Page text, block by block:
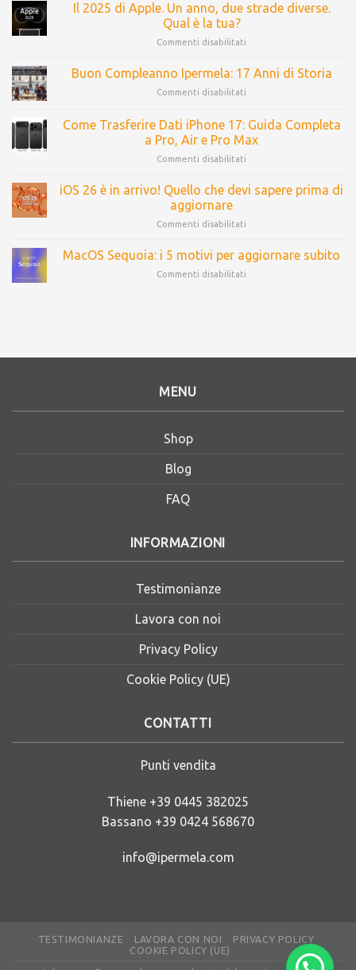
Il 2025 di Apple. Un anno, due strade diverse.
Qual è la tua?
Commenti disabilitati
Buon Compleanno Ipermela: 17 Anni di Storia
Commenti disabilitati
Come Trasferire Dati iPhone 17: Guida Completa
a Pro, Air e Pro Max
Commenti disabilitati
iOS 26 è in arrivo! Quello che devi sapere prima di
aggiornare
Commenti disabilitati
MacOS Sequoia: i 5 motivi per aggiornare subito
Commenti disabilitati
MENU
Shop
Blog
FAQ
INFORMAZIONI
Testimonianze
Lavora con noi
Privacy Policy
Cookie Policy (UE)
CONTATTI
Punti vendita
Thiene +39 0445 382025
Bassano +39 0424 568670
info@ipermela.com
TESTIMONIANZE LAVORA CON NOI
PRIVACY POLICY
COOKIE POLICY (UE)